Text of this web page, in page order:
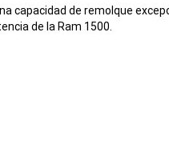
capacidad de remolque
de la Ram 1500.